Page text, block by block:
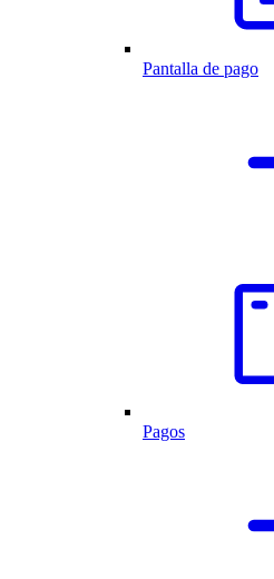
Pantalla de pago
Pagos